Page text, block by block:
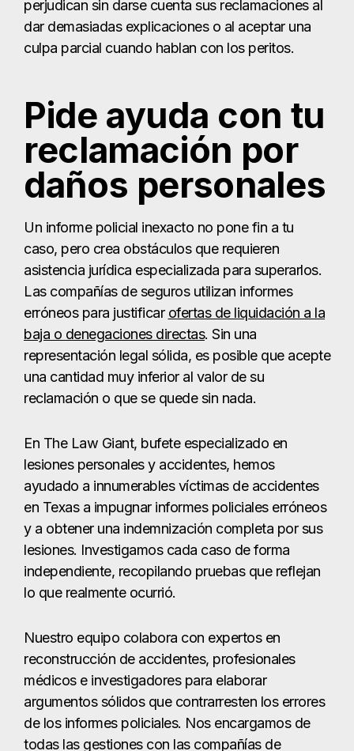
perjudican sin darse cuenta sus reclamaciones al
dar demasiadas explicaciones o al aceptar una
culpa parcial cuando hablan con los peritos.
Pide ayuda con tu
reclamación por
daños personales
Un informe policial inexacto no pone fin a tu
caso, pero crea obstáculos que requieren
asistencia jurídica especializada para superarlos.
Las compañías de seguros utilizan informes
erróneos para justificar ofertas de liquidación a la
baja o denegaciones directas. Sin una
representación legal sólida, es posible que acepte
una cantidad muy inferior al valor de su
reclamación o que se quede sin nada.
En The Law Giant, bufete especializado en
lesiones personales y accidentes, hemos
ayudado a innumerables víctimas de accidentes
en Texas a impugnar informes policiales erróneos
y a obtener una indemnización completa por sus
lesiones. Investigamos cada caso de forma
independiente, recopilando pruebas que reflejan
lo que realmente ocurrió.
Nuestro equipo colabora con expertos en
reconstrucción de accidentes, profesionales
médicos e investigadores para elaborar
argumentos sólidos que contrarresten los errores
de los informes policiales. Nos encargamos de
todas las gestiones con las compañías de